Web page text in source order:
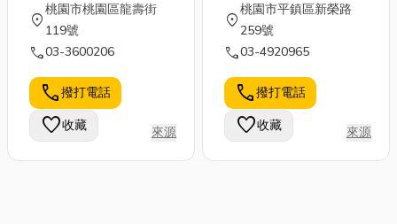
location_on
桃園市桃園區龍壽街
119號
call03-3600206
call撥打電話
favorite收藏 來源
location_on
桃園市平鎮區新榮路
259號
call03-4920965
call撥打電話
favorite收藏 來源